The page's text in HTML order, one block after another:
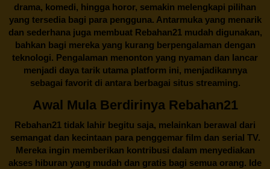
drama, komedi, hingga horor, semakin melengkapi pilihan
yang tersedia bagi para pengguna. Antarmuka yang menarik
dan sederhana juga membuatRebahan21mudah digunakan,
bahkan bagi mereka yang kurang berpengalaman dengan
teknologi. Pengalaman menonton yang nyaman dan lancar
menjadi daya tarik utama platform ini, menjadikannya
sebagai favorit di antara berbagai situs streaming.
Awal Mula Berdirinya Rebahan21
Rebahan21 tidak lahir begitu saja, melainkan berawal dari
semangat dan kecintaan para penggemar film dan serial TV.
Mereka ingin memberikan kontribusi dalam menyediakan
akses hiburan yang mudah dan gratis bagi semua orang. Ide